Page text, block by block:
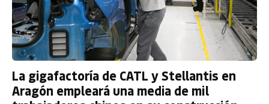
La gigafactoría de CATL y Stellantis en
Aragón empleará una media de mil